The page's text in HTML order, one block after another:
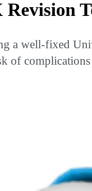
a well-fixed
of